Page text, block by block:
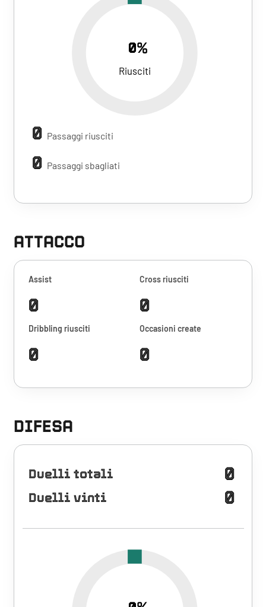
0%
Riusciti
0 Passaggi riusciti
0 Passaggi sbagliati
ATTACCO
Assist
0
Cross riusciti
0
Dribbling riusciti
0
Occasioni create
0
DIFESA
Duelli totali 0
Duelli vinti 0